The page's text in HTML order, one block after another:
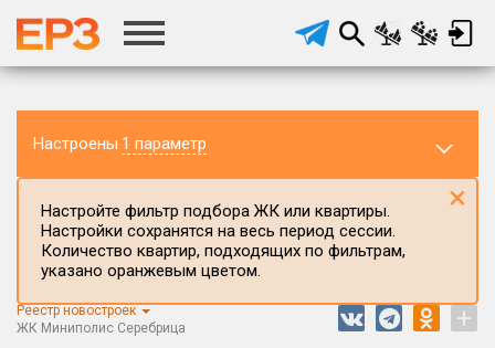
Настроены 1 параметр
Регион ЖК
Настройте фильтр подбора ЖК или квартиры.
Настройки сохранятся на весь период сессии.
Количество квартир, подходящих по фильтрам,
указано оранжевым цветом.
×
Реестр новостроек
ЖК Миниполис Серебрица
+